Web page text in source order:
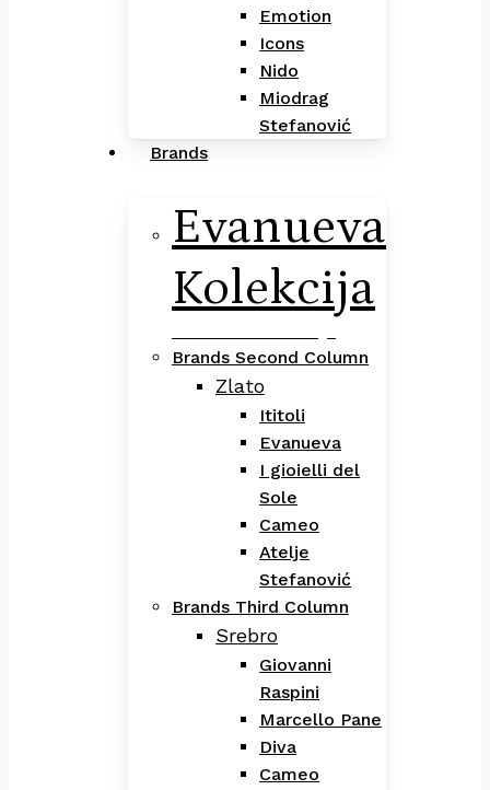
Emotion
Icons
Nido
Miodrag
Stefanović
Brands
Evanueva
Kolekcija
Brands Second Column
Zlato
Ititoli
Evanueva
I gioielli del
Sole
Cameo
Atelje
Stefanović
Brands Third Column
Srebro
Giovanni
Raspini
Marcello Pane
Diva
Cameo